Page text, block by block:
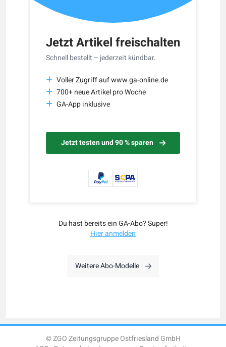
Jetzt Artikel freischalten
Schnell bestellt – jederzeit kündbar.
Voller Zugriff auf www.ga-online.de
700+ neue Artikel pro Woche
GA-App inklusive
Jetzt testen und 90 % sparen
Du hast bereits ein GA-Abo? Super!
Hier anmelden
Weitere Abo-Modelle
© ZGO Zeitungsgruppe Ostfriesland GmbH